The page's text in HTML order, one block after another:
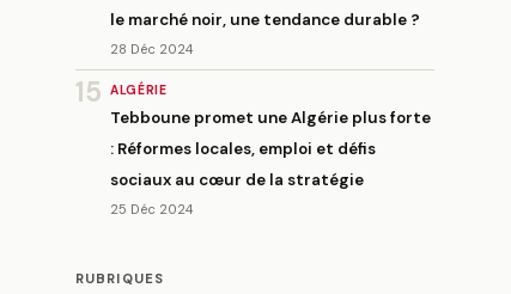
le marché noir, une tendance durable ?
28 Déc 2024
15 ALGÉRIE
Tebboune promet une Algérie plus forte
: Réformes locales, emploi et défis
sociaux au cœur de la stratégie
25 Déc 2024
RUBRIQUES